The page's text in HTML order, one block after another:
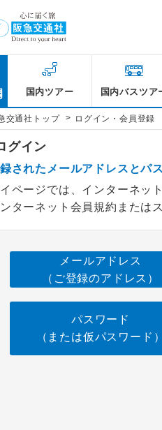
国内ツアー 国内バスツア
交通社トップ > ログイン・会員登録
グイン
されたメールアドレスとパ
ページでは、インターネッ
ターネット会員規約または
メールアドレス
（ご登録のアドレス）
パスワード
（または仮パスワード）